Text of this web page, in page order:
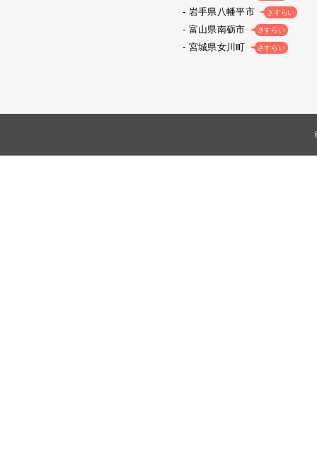
岩手県八幡平市 さすらい
富山県南砺市 さすらい
宮城県女川町 さすらい